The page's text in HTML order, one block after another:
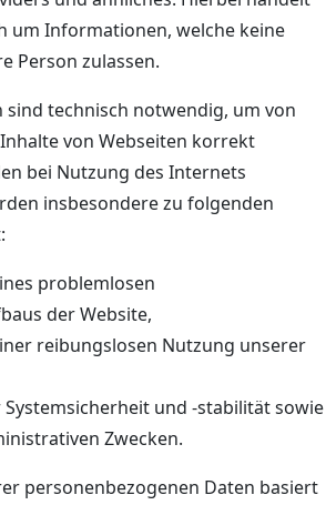
um Informationen, welche keine
Person zulassen.
technisch notwendig, um von
von Webseiten korrekt
bei Nutzung des Internets
insbesondere zu folgenden
problemlosen
der Website,
reibungslosen Nutzung unserer
und -stabilität sowie
Zwecken.
personenbezogenen Daten basiert